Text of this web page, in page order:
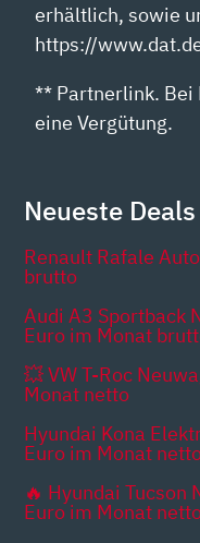
erhältlich, sowie
https://
** Partnerlink. Bei
eine Vergütung.
Neueste Deals
Renault Rafale
brutto
Audi A3 Sportback
Euro im Monat
💥 VW T-Roc
Monat netto
Hyundai Kona
Euro im Monat
🔥 Hyundai
Euro im Monat